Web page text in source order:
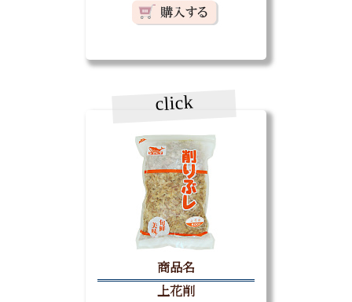
click
商品名
上花削